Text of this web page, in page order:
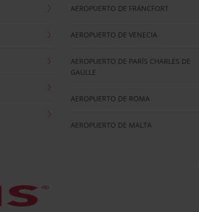
AEROPUERTO DE FRÁNCFORT
AEROPUERTO DE VENECIA
AEROPUERTO DE PARÍS CHARLES DE
GAULLE
AEROPUERTO DE ROMA
AEROPUERTO DE MALTA